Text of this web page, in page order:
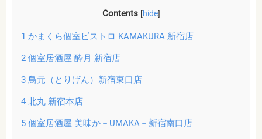
Contents [hide]
1 かまくら個室ビストロ KAMAKURA 新宿店
2個室居酒屋 酔月 新宿店
3鳥元（とりげん）新宿東口店
4北丸 新宿本店
5個室居酒屋 美味か－UMAKA－新宿南口店